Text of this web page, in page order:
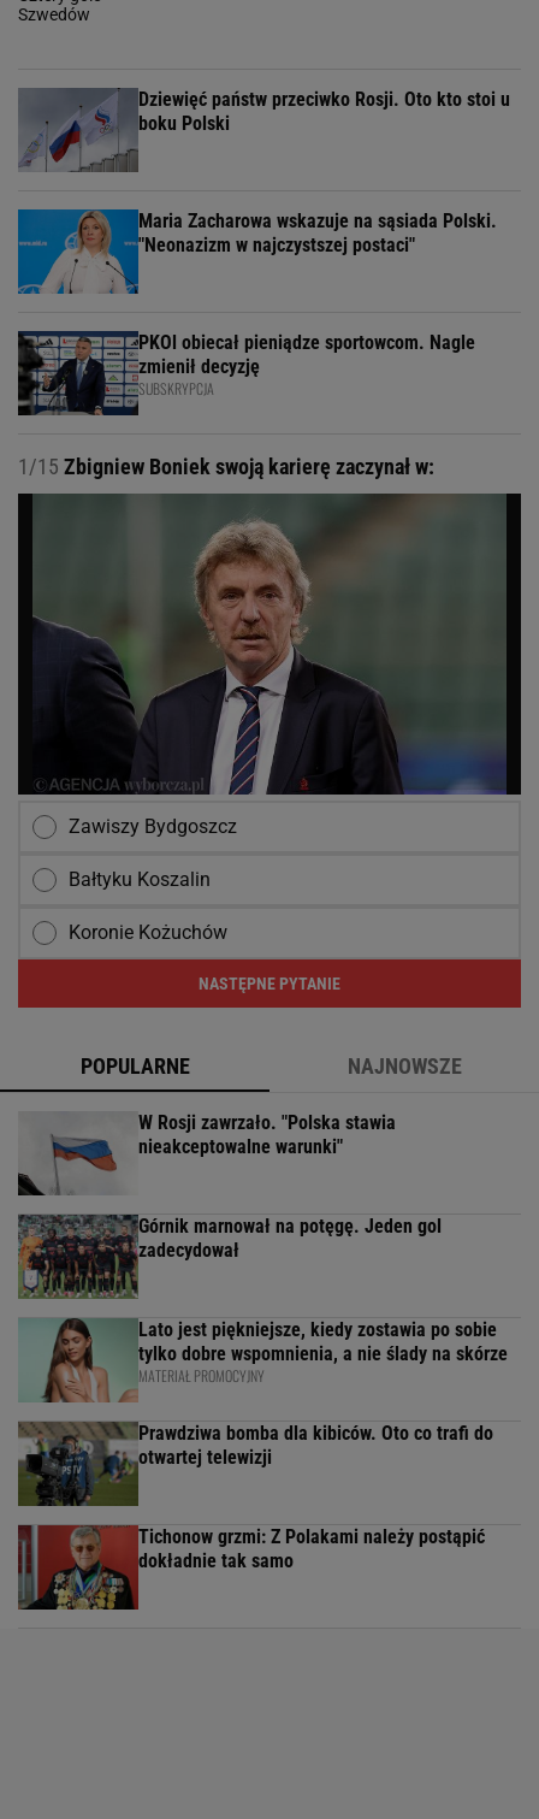
Dziewięć państw przeciwko Rosji. Oto kto stoi u
boku Polski
Maria Zacharowa wskazuje na sąsiada Polski.
"Neonazizm w najczystszej postaci"
PKOl obiecał pieniądze sportowcom. Nagle
zmienił decyzję
SUBSKRYPCJA
1/15 Zbigniew Boniek swoją karierę zaczynał w:
Zawiszy Bydgoszcz
Bałtyku Koszalin
Koronie Kożuchów
NASTĘPNE PYTANIE
POPULARNE NAJNOWSZE
W Rosji zawrzało. "Polska stawia
nieakceptowalne warunki"
Górnik marnował na potęgę. Jeden gol
zadecydował
Lato jest piękniejsze, kiedy zostawia po sobie
tylko dobre wspomnienia, a nie ślady na skórze
MATERIAŁ PROMOCYJNY
Prawdziwa bomba dla kibiców. Oto co trafi do
otwartej telewizji
Tichonow grzmi: Z Polakami należy postąpić
dokładnie tak samo